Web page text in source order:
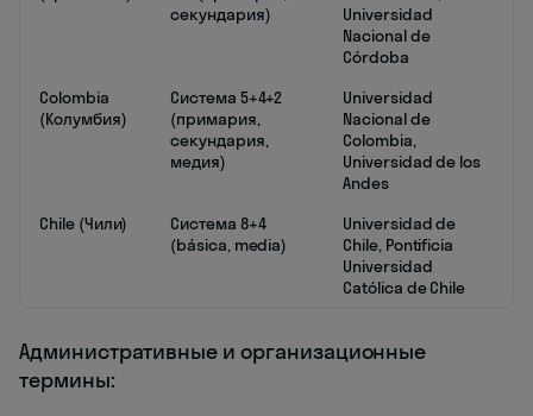
секундария)
Universidad
Nacional de
Córdoba
Colombia
(Колумбия)
Система 5+4+2
(примария,
секундария,
медия)
Universidad
Nacional de
Colombia,
Universidad de los
Andes
Chile (Чили)
Система 8+4
(básica, media)
Universidad de
Chile, Pontificia
Universidad
Católica de Chile
Административные и организационные
термины: